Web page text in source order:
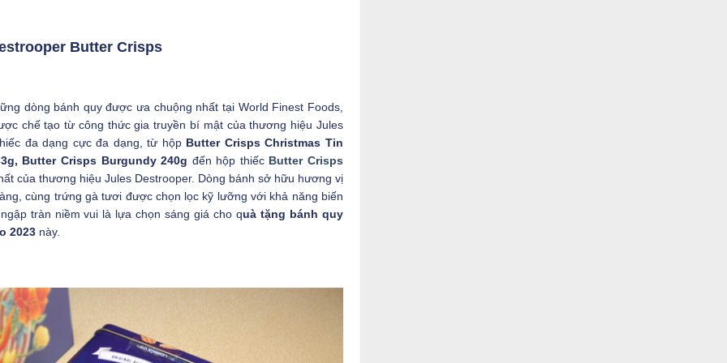
Butter Crisps
dòng bánh quy được ưa chuộng nhất tại World Finest Foods,
chế tạo từ công thức gia truyền bí mật của thương hiệu Jules
đa dạng cực đa dạng, từ hộp Butter Crisps Christmas Tin
Butter Crisps Burgundy 240g đến hộp thiếc Butter Crisps
của thương hiệu Jules Destrooper. Dòng bánh sở hữu hương vị
cùng trứng gà tươi được chọn lọc kỹ lưỡng với khả năng biến
tràn niềm vui là lựa chọn sáng giá cho quà tặng bánh quy
2023 này.